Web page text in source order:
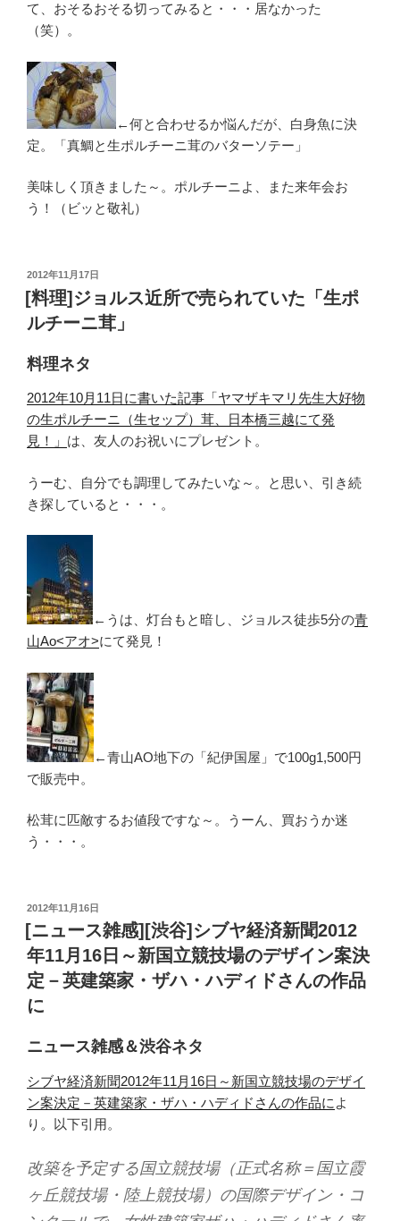
て、おそるおそる切ってみると・・・居なかった
（笑）。
←何と合わせるか悩んだが、白身魚に決
定。「真鯛と生ポルチーニ茸のバターソテー」
美味しく頂きました～。ポルチーニよ、また来年会お
う！（ビッと敬礼）
投
稿
日:
2012年11月17日
[料理]ジョルス近所で売られていた「生ポ
ルチーニ茸」
料理ネタ
2012年10月11日に書いた記事「ヤマザキマリ先生大好物
の生ポルチーニ（生セップ）茸、日本橋三越にて発
見！」 は、友人のお祝いにプレゼント。
うーむ、自分でも調理してみたいな～。と思い、引き続
き探していると・・・。
←うは、灯台もと暗し、ジョルス徒歩5分の青
山Ao<アオ>にて発見！
←青山AO地下の「紀伊国屋」で100g1,500円
で販売中。
松茸に匹敵するお値段ですな～。うーん、買おうか迷
う・・・。
投
稿
日:
2012年11月16日
[ニュース雑感][渋谷]シブヤ経済新聞2012
年11月16日～新国立競技場のデザイン案決
定－英建築家・ザハ・ハディドさんの作品
に
ニュース雑感＆渋谷ネタ
シブヤ経済新聞2012年11月16日～新国立競技場のデザイ
ン案決定－英建築家・ザハ・ハディドさんの作品に よ
り。以下引用。
改築を予定する国立競技場（正式名称＝国立霞
ヶ丘競技場・陸上競技場）の国際デザイン・コ